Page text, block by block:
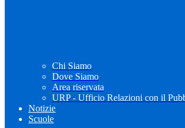
Chi Siamo
Dove Siamo
Area riservata
URP - Ufficio Relazioni con il
Notizie
Scuole